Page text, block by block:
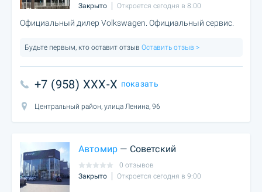
Закрыто
Откроется сегодня в 8:00
Официальный дилер Volkswagen. Официальный сервис.
Будьте первым, кто оставит отзыв Оставить отзыв >
+7 (958) XXX-X показать
Центральный район, улица Ленина, 96
Автомир — Советский
0 отзывов
Закрыто
Откроется сегодня в 9:00